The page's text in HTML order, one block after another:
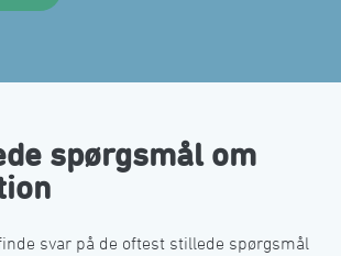
spørgsmål om
svar på de oftest stillede spørgsmål